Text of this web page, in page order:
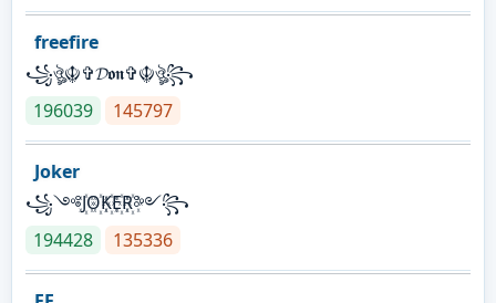
freefire
꧁ঔৣ☬✞𝓓𝖔𝖓✞☬ঔৣ꧂
196039
145797
Joker
꧁༺J꙰O꙰K꙰E꙰R꙰༻꧂
194428
135336